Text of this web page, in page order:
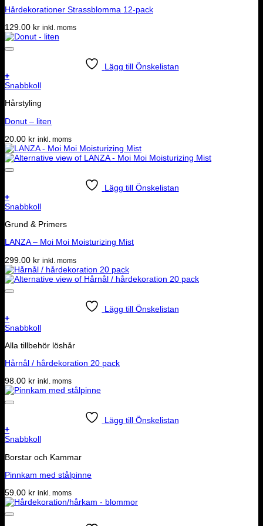
Hårdekorationer Strassblomma 12-pack
129.00 kr inkl. moms
Lägg till Önskelistan
+
Snabbkoll
Hårstyling
Donut – liten
20.00 kr inkl. moms
Lägg till Önskelistan
+
Snabbkoll
Grund & Primers
LANZA – Moi Moi Moisturizing Mist
299.00 kr inkl. moms
Lägg till Önskelistan
+
Snabbkoll
Alla tillbehör löshår
Hårnål / hårdekoration 20 pack
98.00 kr inkl. moms
Lägg till Önskelistan
+
Snabbkoll
Borstar och Kammar
Pinnkam med stålpinne
59.00 kr inkl. moms